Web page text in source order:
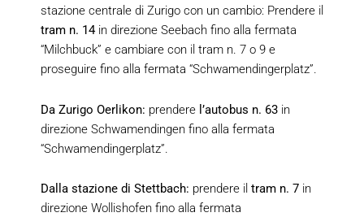
stazione centrale di Zurigo con un cambio: Prendere il
tram n. 14in direzione Seebach fino alla fermata
“Milchbuck” e cambiare con il tram n. 7 o 9 e
proseguire fino alla fermata “Schwamendingerplatz”.
Da Zurigo Oerlikon: prendere l’autobus n. 63 in
direzione Schwamendingen fino alla fermata
“Schwamendingerplatz”.
Dalla stazione di Stettbach: prendere il tram n. 7 in
direzione Wollishofen fino alla fermata